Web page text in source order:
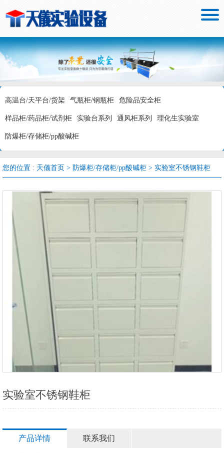

高温台/天平台/货架 气瓶柜/钢瓶柜 危险品安全柜
样品柜/药品柜/试剂柜 实验台系列 通风柜系列 理化生实验室
防爆柜/存储柜/pp酸碱柜
您的位置 : 天儀首页 > 防爆柜/存储柜/pp酸碱柜 > 实验室不锈钢鞋柜
实验室不锈钢鞋柜
产品详情 联系我们